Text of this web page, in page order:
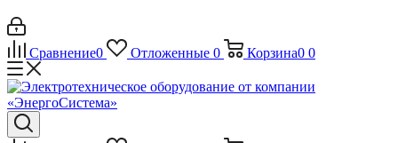
Сравнение0 Отложенные 0 Корзина0 0